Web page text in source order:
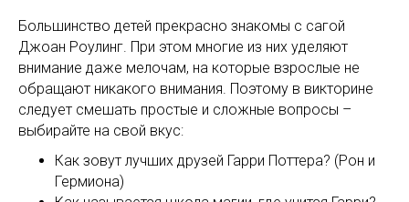
Большинство детей прекрасно знакомы с сагой
Джоан Роулинг. При этом многие из них уделяют
внимание даже мелочам, на которые взрослые не
обращают никакого внимания. Поэтому в викторине
следует смешать простые и сложные вопросы –
выбирайте на свой вкус:
Как зовут лучших друзей Гарри Поттера? (Рон и
Гермиона)